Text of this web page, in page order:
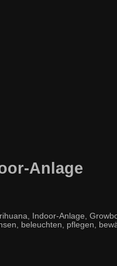
Anlage
Indoor-Anlage,
beleuchten, pflegen,